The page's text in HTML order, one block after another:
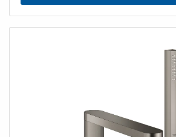
Flexible de douche Silverflex